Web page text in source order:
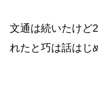
文通は続いたけど
れたと巧は話はじ